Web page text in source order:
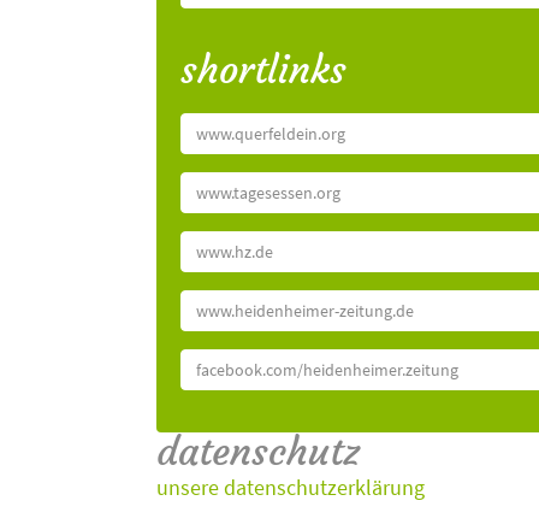
shortlinks
www.querfeldein.org
www.tagesessen.org
www.hz.de
www.heidenheimer-zeitung.de
facebook.com/heidenheimer.zeitung
datenschutz
unsere datenschutzerklärung